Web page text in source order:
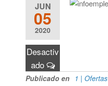
JUN
05
2020
Desactiv
ado
Publicado en 1 | Ofertas